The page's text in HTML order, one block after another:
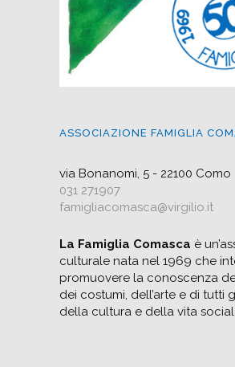
ASSOCIAZIONE FAMIGLIA
via Bonanomi, 5 - 22100 Como
031 271907
famigliacomasca@virgilio.it
La Famiglia Comasca è
culturale nata nel 1969 che
promuovere la conoscenza
dei costumi, dell’arte e di tutti
della cultura e della vita